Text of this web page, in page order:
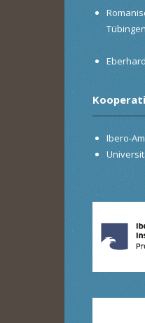
Tübingen
Ibero-